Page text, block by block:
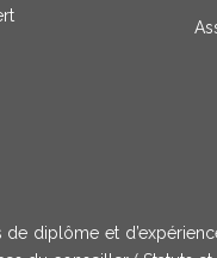
diplôme et